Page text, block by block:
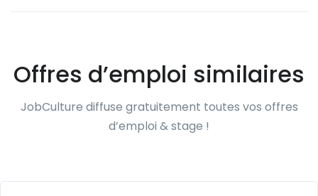
Offres d’emploi similaires
JobCulture diffuse gratuitement toutes vos offres
d’emploi & stage !